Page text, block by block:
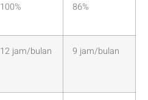
100% 86%
12 jam/bulan 9 jam/bulan